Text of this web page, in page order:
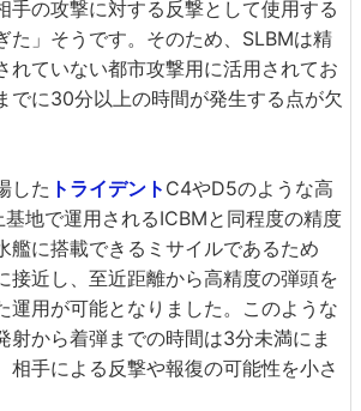
手の攻撃に対する反撃として使用する
た」そうです。そのため、SLBMは精
れていない都市攻撃用に活用されてお
でに30分以上の時間が発生する点が欠
した トライデント C4やD5のような高
地で運用されるICBMと同程度の精度
艦に搭載できるミサイルであるため
接近し、至近距離から高精度の弾頭を
運用が可能となりました。このような
射から着弾までの時間は3分未満にま
相手による反撃や報復の可能性を小さ